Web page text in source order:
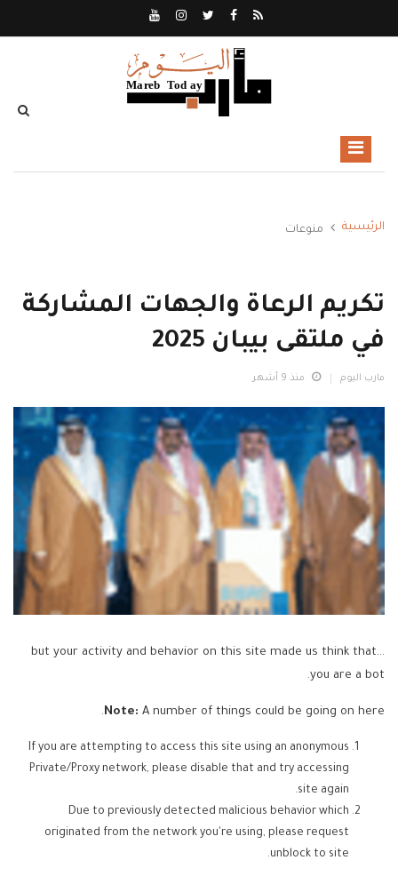
الرئيسية منوعات
تكريم الرعاة والجهات المشاركة
في ملتقى بيبان 2025
مارب اليوم منذ 9 أشهر
...but your activity and behavior on this site made us think that
you are a bot.
Note: A number of things could be going on here.
If you are attempting to access this site using an anonymous
Private/Proxy network, please disable that and try accessing
site again.
Due to previously detected malicious behavior which
originated from the network you're using, please request
unblock to site.